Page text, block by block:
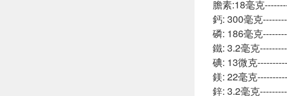
膽素:18毫克
鈣: 300毫克
磷: 186毫克
鐵: 3.2毫克
碘: 13微克
鎂: 22毫克
鋅: 3.2毫克